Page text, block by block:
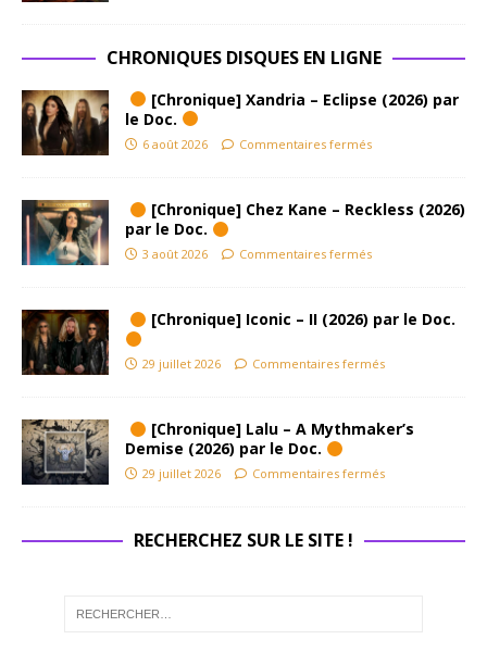
CHRONIQUES DISQUES EN LIGNE
[Chronique] Xandria – Eclipse (2026) par
le Doc.
6 août 2026 Commentaires fermés
[Chronique] Chez Kane – Reckless (2026)
par le Doc.
3 août 2026 Commentaires fermés
[Chronique] Iconic – II (2026) par le Doc.
29 juillet 2026 Commentaires fermés
[Chronique] Lalu – A Mythmaker’s
Demise (2026) par le Doc.
29 juillet 2026 Commentaires fermés
RECHERCHEZ SUR LE SITE !